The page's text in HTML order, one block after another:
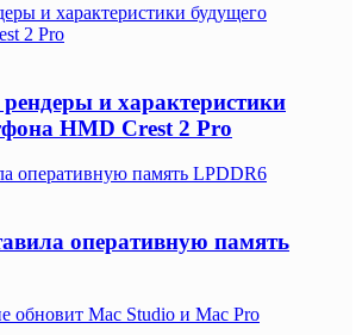
и характеристики будущего
2 Pro
и характеристики
HMD Crest 2 Pro
оперативную память LPDDR6
оперативную память
обновит Mac Studio и Mac Pro